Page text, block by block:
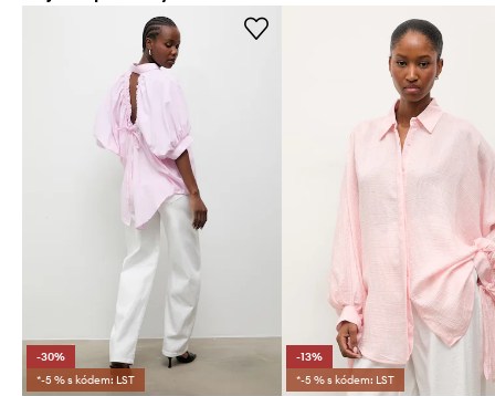
-30%
*-5 % s kódem: LST
-13%
*-5 % s kódem: LST